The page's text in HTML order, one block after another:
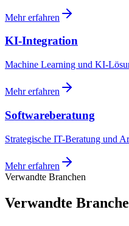
Mehr erfahren
KI-Integration
Machine Learning und KI-
Mehr erfahren
Softwareberatung
Strategische IT-Beratung und
Mehr erfahren
Verwandte Branchen
Verwandte